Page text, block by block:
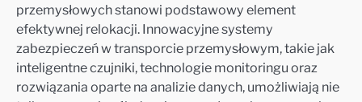
przemysłowych stanowi podstawowy element
efektywnej relokacji. Innowacyjne systemy
zabezpieczeń w transporcie przemysłowym, takie jak
inteligentne czujniki, technologie monitoringu oraz
rozwiązania oparte na analizie danych, umożliwiają nie